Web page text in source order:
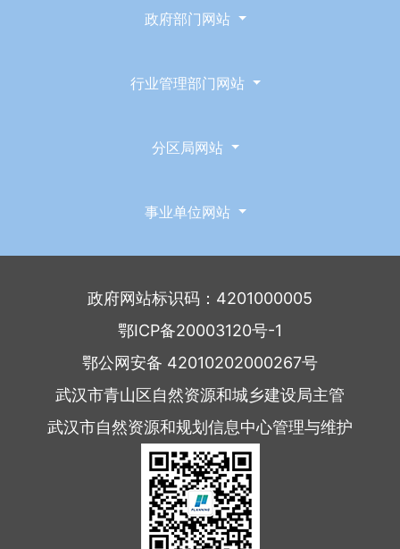
政府部门网站
行业管理部门网站
分区局网站
事业单位网站
政府网站标识码：4201000005
鄂ICP备20003120号-1
鄂公网安备 42010202000267号
武汉市青山区自然资源和城乡建设局主管
武汉市自然资源和规划信息中心管理与维护